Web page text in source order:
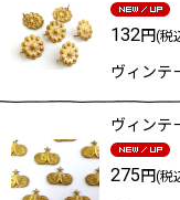
132円(税
ヴィンテ
ヴィンテ
275円(税